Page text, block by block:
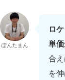
ぽんたまん
ロ
単
合
を